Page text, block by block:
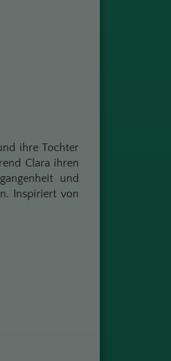
ihre Tochter
Clara ihren
und
Inspiriert von